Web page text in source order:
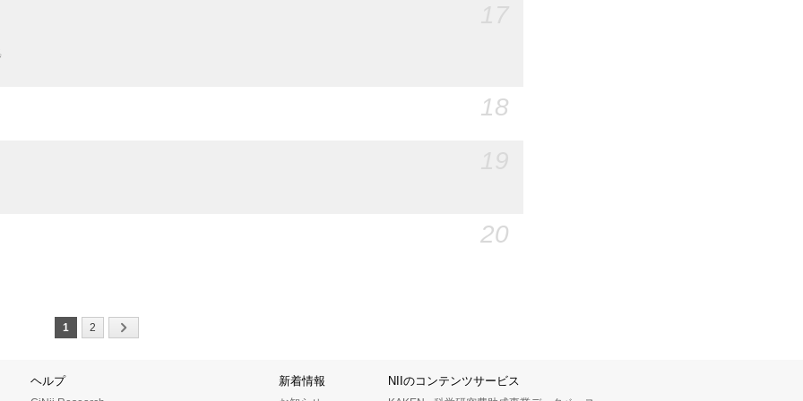
18
20
1 2
ヘルプ 新着情報 NIIのコンテンツサービス